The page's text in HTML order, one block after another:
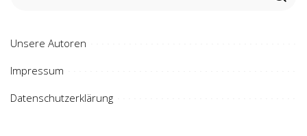
Unsere Autoren
Impressum
Datenschutzerklärung